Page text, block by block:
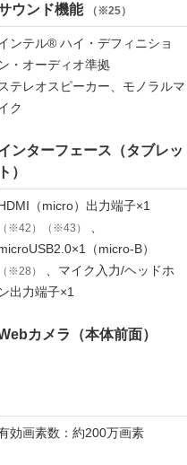
ウンド機能 （※25）
ンテル® ハイ・デフィニショ
ン・オーディオ準拠
ステレオスピーカー、モノラルマ
ク
ンターフェース（タブレッ
ト）
（micro）出力端子×1
（※42）（※43）
（micro-B）
（※28）
、マイク入力/ヘッドホ
ン出力端子×1
カメラ（本体前面）
効画素数：約200万画素